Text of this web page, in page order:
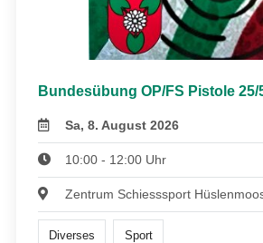
Bundesübung OP/FS Pistole 25/
Sa, 8. August 2026
10:00 - 12:00 Uhr
Zentrum Schiesssport
Diverses Sport